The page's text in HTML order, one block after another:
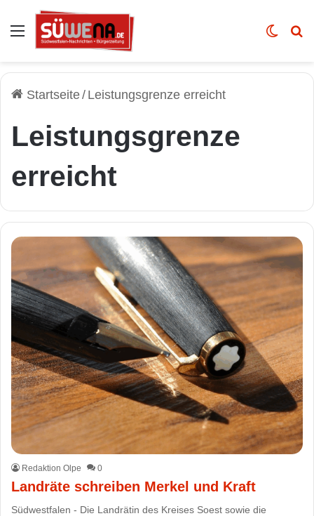
Auswahl Skin
Startseite/ Leistungsgrenze erreicht
Leistungsgrenze
erreicht
Redaktion Olpe 0
Landräte schreiben Merkel und Kraft
Südwestfalen - Die Landrätin des Kreises Soest sowie die